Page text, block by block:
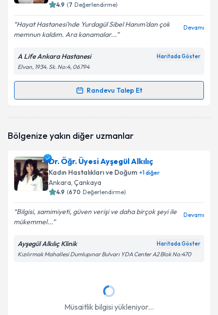
4.9 (7 Değerlendirme)
Hayat Hastanesi’nde Yurdagül Sibel Hanım’dan çok
memnun kaldım. Ara kanamalar...
Devamı
A Life Ankara Hastanesi Haritada Göster
Elvan, 1934. Sk. No:4, 06794
Randevu Talep Et
Randevu Takvimi Talebi
talebi oluşturun. Size bu uzmandan randevu almanız
bilgilendireceğiz.
E-posta Adresiniz
Kişisel verilerimin işlenmesine ilişkin
kapsamda işlenmesini kabul ediyorum.
Bölgenize yakın diğer uzmanlar
Dr. Öğr. Üyesi Ayşegül Alkılıç
Kadın Hastalıkları ve Doğum +1diğer
Ankara, Çankaya
4.9 (670 Değerlendirme)
Bilgisi, samimiyeti, güven verişi ve daha birçok şeyi ile
mükemmel...
Devamı
Ayşegül Alkılıç Klinik Haritada Göster
Kızılırmak Mahallesi Dumlupınar Bulvarı YDA Center A2 Blok No:470
Müsaitlik bilgisi yükleniyor...